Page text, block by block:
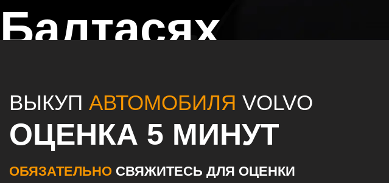
Балтасях
ВЫКУП АВТОМОБИЛЯ VOLVO
ОЦЕНКА 5 МИНУТ
ОБЯЗАТЕЛЬНО СВЯЖИТЕСЬ ДЛЯ ОЦЕНКИ